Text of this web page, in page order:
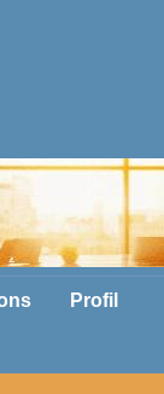
Profil